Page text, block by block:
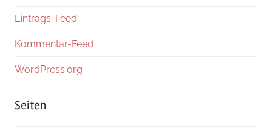
Eintrags-Feed
Kommentar-Feed
WordPress.org
Seiten